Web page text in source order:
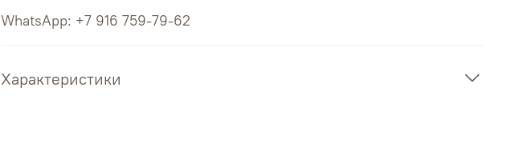
WhatsApp: +7 916 759-79-62
Характеристики